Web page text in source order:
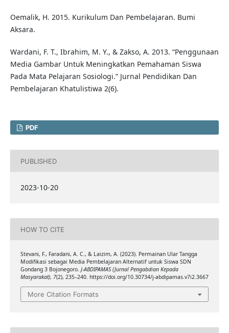
Oemalik, H. 2015. Kurikulum Dan Pembelajaran. Bumi
Aksara.
Wardani, F. T., Ibrahim, M. Y., & Zakso, A. 2013. “Penggunaan
Media Gambar Untuk Meningkatkan Pemahaman Siswa
Pada Mata Pelajaran Sosiologi.” Jurnal Pendidikan Dan
Pembelajaran Khatulistiwa 2(6).
PDF
PUBLISHED
2023-10-20
HOW TO CITE
Stevani, F., Faradani, A. C., & Laizim, A. (2023). Permainan Ular Tangga
Modifikasi sebagai Media Pembelajaran Alternatif untuk Siswa SDN
Gondang 3 Bojonegoro. J-ABDIPAMAS (Jurnal Pengabdian Kepada
Masyarakat), 7(2), 235–240. https://doi.org/10.30734/j-abdipamas.v7i2.3667
More Citation Formats